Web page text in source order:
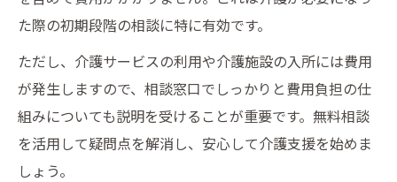
た際の初期段階の相談に特に有効です。
ただし、介護サービスの利用や介護施設の入所には費用
が発生しますので、相談窓口でしっかりと費用負担の仕
組みについても説明を受けることが重要です。無料相談
を活用して疑問点を解消し、安心して介護支援を始めま
しょう。